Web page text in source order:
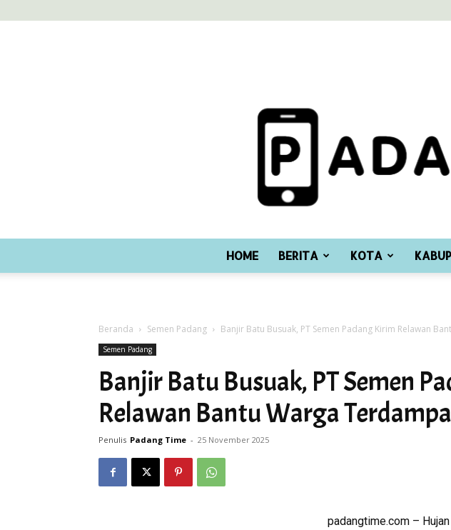
HOME BERITA KOTA
Beranda Semen Padang Banjir Batu Busuak, PT Semen Padang Kirim Relawan
Semen Padang
Banjir Batu Busuak, PT Semen
Relawan Bantu Warga
Penulis Padang Time - 25 November 2025
padangtime.com –